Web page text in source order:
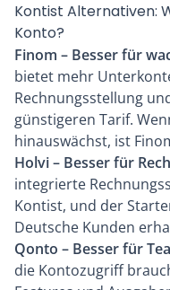
Kontist Alternativen:
Konto?
Finom – Besser für
bietet mehr
Rechnungsstellung
günstigeren Tarif.
hinauswächst, ist
Holvi– Besser für
integrierte
Kontist, und der
Deutsche Kunden
Qonto – Besser für
die Kontozugriff